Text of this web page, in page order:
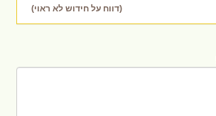
(דווח על חידוש לא ראוי)